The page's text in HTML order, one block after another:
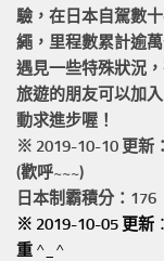
驗，在日本自駕數
繩， 里程數累計逾
遇見一些特殊狀況
旅遊的朋友可以加
動求進步喔！
※ 2019-10-10 更新
(歡呼~~~)
日本制霸積分：176
※ 2019-10-05 更新
重 ^_^